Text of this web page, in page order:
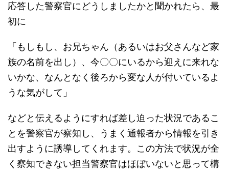
応答した警察官にどうしましたかと聞かれたら、最
初に
「もしもし、お兄ちゃん（あるいはお父さんなど家
族の名前を出し）、今〇〇にいるから迎えに来れな
いかな、なんとなく後ろから変な人が付いているよ
うな気がして」
などと伝えるようにすれば差し迫った状況であるこ
とを警察官が察知し、うまく通報者から情報を引き
出すように誘導してくれます。この方法で状況が全
く察知できない担当警察官はほぼいないと思って構